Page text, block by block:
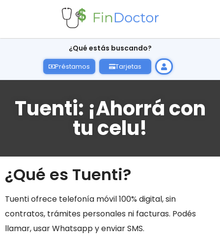
¿Qué estás buscando?
Préstamos Tarjetas
Tuenti: ¡Ahorrá con
tu celu!
¿Qué es Tuenti?
Tuenti ofrece telefonía móvil 100% digital, sin
contratos, trámites personales ni facturas. Podés
llamar, usar Whatsapp y enviar SMS.